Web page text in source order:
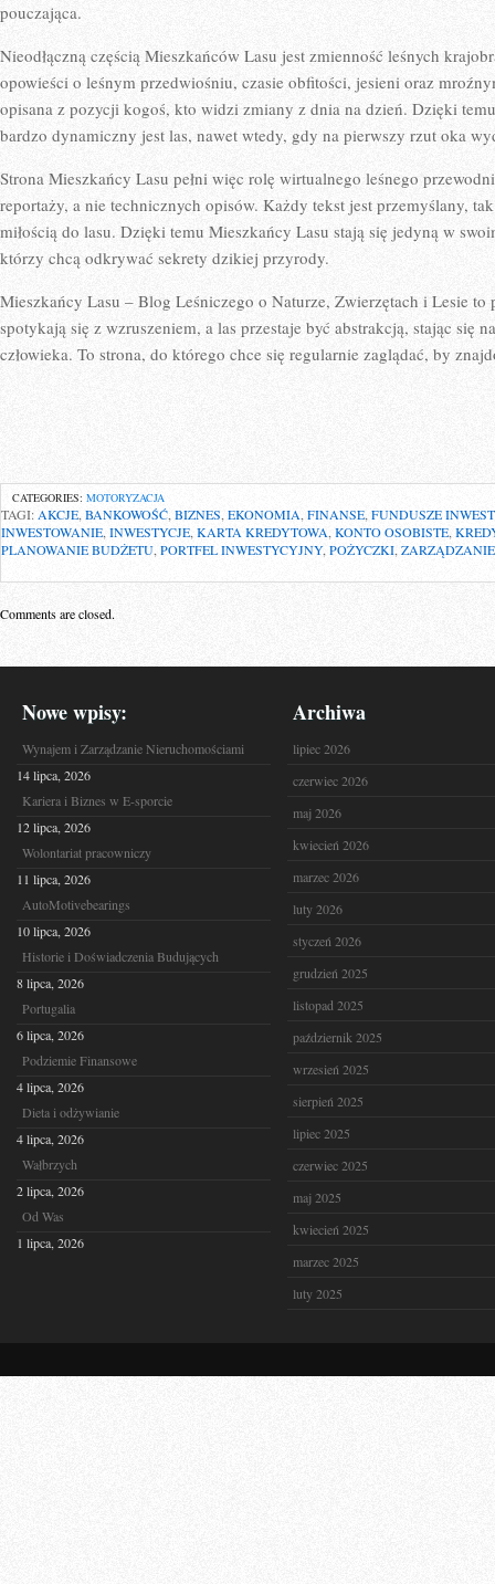
pouczająca.
Nieodłączną częścią Mieszkańców Lasu jest zmienność leśnych
opowieści o leśnym przedwiośniu, czasie obfitości, jesieni oraz
opisana z pozycji kogoś, kto widzi zmiany z dnia na dzień. Dzięki
bardzo dynamiczny jest las, nawet wtedy, gdy na pierwszy rzut oka
Strona Mieszkańcy Lasu pełni więc rolę wirtualnego leśnego
reportaży, a nie technicznych opisów. Każdy tekst jest przemyślany,
miłością do lasu. Dzięki temu Mieszkańcy Lasu stają się jedyną w
którzy chcą odkrywać sekrety dzikiej przyrody.
Mieszkańcy Lasu – Blog Leśniczego o Naturze, Zwierzętach i Lesie
spotykają się z wzruszeniem, a las przestaje być abstrakcją, stając się
człowieka. To strona, do którego chce się regularnie zaglądać, by
CATEGORIES: MOTORYZACJA
TAGI: AKCJE, BANKOWOŚĆ BIZNES EKONOMIA FINANSE FUNDUSZE
INWESTOWANIE INWESTYCJE KARTA KREDYTOWA KONTO OSOBISTE
PLANOWANIE BUDŻETU PORTFEL INWESTYCYJNY, POŻYCZKI
Comments are closed.
Nowe wpisy:
Wynajem i Zarządzanie Nieruchomościami
14 lipca, 2026
Kariera i Biznes w E-sporcie
12 lipca, 2026
Wolontariat pracowniczy
11 lipca, 2026
AutoMotivebearings
10 lipca, 2026
Historie i Doświadczenia Budujących
8 lipca, 2026
Portugalia
6 lipca, 2026
Podziemie Finansowe
4 lipca, 2026
Dieta i odżywianie
4 lipca, 2026
Wałbrzych
2 lipca, 2026
Od Was
1 lipca, 2026
Archiwa
lipiec 2026
czerwiec 2026
maj 2026
kwiecień 2026
marzec 2026
luty 2026
styczeń 2026
grudzień 2025
listopad 2025
październik 2025
wrzesień 2025
sierpień 2025
lipiec 2025
czerwiec 2025
maj 2025
kwiecień 2025
marzec 2025
luty 2025